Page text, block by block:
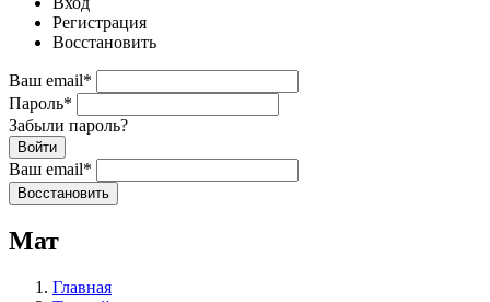
Регистрация
Восстановить
Ваш email*
Пароль*
Забыли пароль?
Войти
Ваш email*
Воcстановить
Мат
Главная